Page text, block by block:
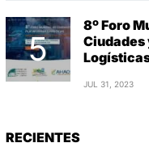
8º Foro
JUL 31, 2023
RECIENTES